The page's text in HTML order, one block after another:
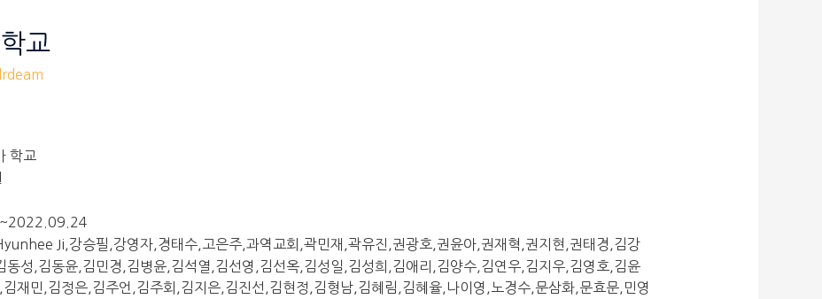
교
학교
Ji,강승필,강영자,경태수,고은주,과역교회,곽민재,곽유진,권광호,권윤아,권재혁,권지현,권태경,김강
동성,김동윤,김민경,김병윤,김석열,김선영,김선옥,김성일,김성희,김애리,김양수,김연우,김지우,김영호,김윤
재민,김정은,김주언,김주회,김지은,김진선,김현정,김형남,김혜림,김혜율,나이영,노경수,문삼화,문효문,민영